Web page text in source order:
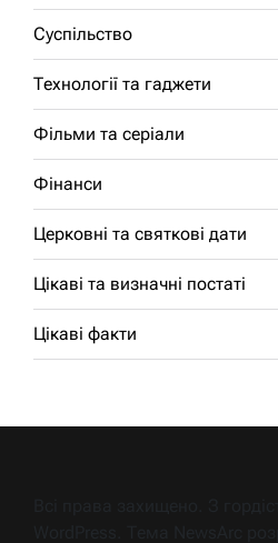
Суспільство
Технології та гаджети
Фільми та серіали
Фінанси
Церковні та святкові дати
Цікаві та визначні постаті
Цікаві факти